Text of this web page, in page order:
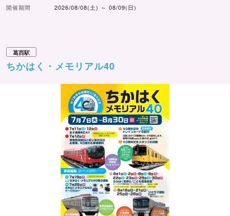
開催期間 2026/08/08(土) ～ 08/09(日)
葛西駅
ちかはく・メモリアル40